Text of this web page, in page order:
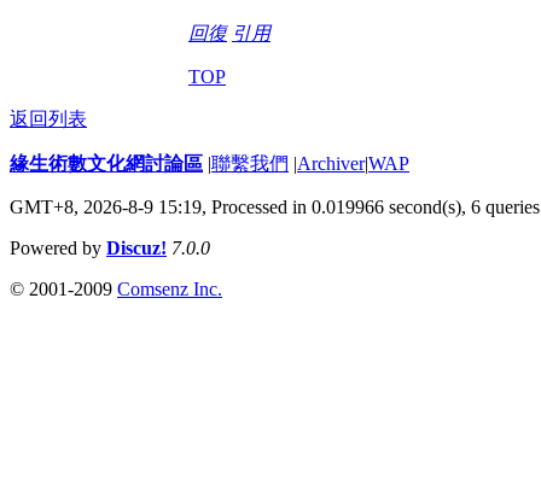
回復 引用
TOP
返回列表
緣生術數文化網討論區 |聯繫我們 |Archiver|WAP
GMT+8, 2026-8-9 15:19, Processed in 0.019966 second(s), 6 queries
Powered by Discuz! 7.0.0
© 2001-2009 Comsenz Inc.